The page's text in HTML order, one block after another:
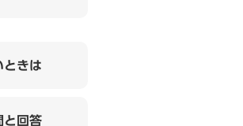
ときは
と回答